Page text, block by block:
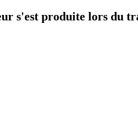
s'est produite lors du